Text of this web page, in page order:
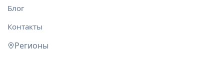
Блог
Контакты
Регионы